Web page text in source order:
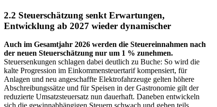
2.2 Steuerschätzung senkt Erwartungen,
Entwicklung ab 2027 wieder dynamischer
Auch im Gesamtjahr 2026 werden die Steuereinnahmen nach
der neuen Steuerschätzung nur um 1 % zunehmen.
Steuersenkungen schlagen dabei deutlich zu Buche: So wird die
kalte Progression im Einkommensteuertarif kompensiert, für
Anlagen und neu angeschaffte Elektrofahrzeuge gelten höhere
Abschreibungssätze und für Speisen in der Gastronomie gilt der
reduzierte Umsatzsteuersatz nun dauerhaft. Daneben entwickeln